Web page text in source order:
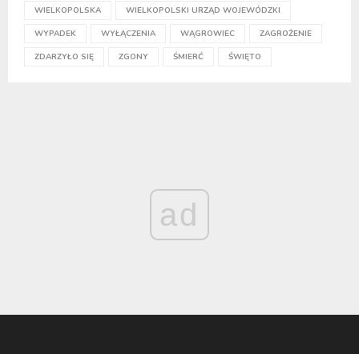
WIELKOPOLSKA WIELKOPOLSKI URZĄD WOJEWÓDZKI
WYPADEK WYŁĄCZENIA WĄGROWIEC ZAGROŻENIE
ZDARZYŁO SIĘ ZGONY ŚMIERĆ ŚWIĘTO
ad